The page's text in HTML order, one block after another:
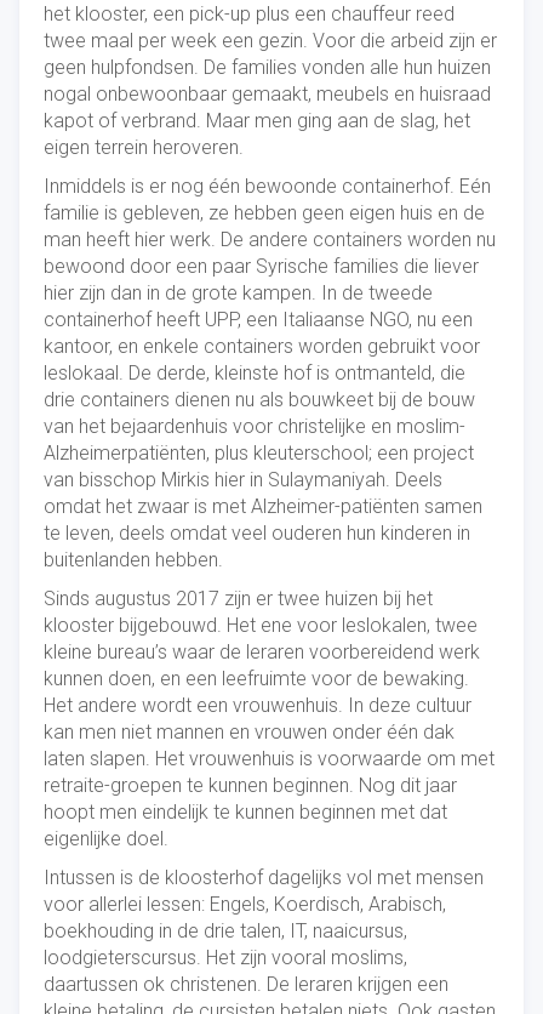
het klooster, een pick-up plus een chauffeur reed
twee maal per week een gezin. Voor die arbeid zijn er
geen hulpfondsen. De families vonden alle hun huizen
nogal onbewoonbaar gemaakt, meubels en huisraad
kapot of verbrand. Maar men ging aan de slag, het
eigen terrein heroveren.
Inmiddels is er nog één bewoonde containerhof. Eén
familie is gebleven, ze hebben geen eigen huis en de
man heeft hier werk. De andere containers worden nu
bewoond door een paar Syrische families die liever
hier zijn dan in de grote kampen. In de tweede
containerhof heeft UPP, een Italiaanse NGO, nu een
kantoor, en enkele containers worden gebruikt voor
leslokaal. De derde, kleinste hof is ontmanteld, die
drie containers dienen nu als bouwkeet bij de bouw
van het bejaardenhuis voor christelijke en moslim-
Alzheimerpatiënten, plus kleuterschool; een project
van bisschop Mirkis hier in Sulaymaniyah. Deels
omdat het zwaar is met Alzheimer-patiënten samen
te leven, deels omdat veel ouderen hun kinderen in
buitenlanden hebben.
Sinds augustus 2017 zijn er twee huizen bij het
klooster bijgebouwd. Het ene voor leslokalen, twee
kleine bureau’s waar de leraren voorbereidend werk
kunnen doen, en een leefruimte voor de bewaking.
Het andere wordt een vrouwenhuis. In deze cultuur
kan men niet mannen en vrouwen onder één dak
laten slapen. Het vrouwenhuis is voorwaarde om met
retraite-groepen te kunnen beginnen. Nog dit jaar
hoopt men eindelijk te kunnen beginnen met dat
eigenlijke doel.
Intussen is de kloosterhof dagelijks vol met mensen
voor allerlei lessen: Engels, Koerdisch, Arabisch,
boekhouding in de drie talen, IT, naaicursus,
loodgieterscursus. Het zijn vooral moslims,
daartussen ok christenen. De leraren krijgen een